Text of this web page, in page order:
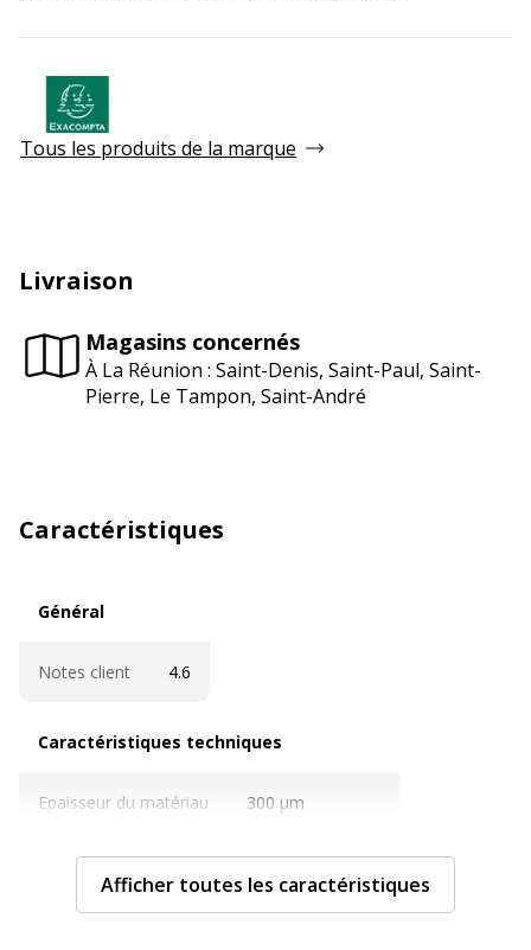
Tous les produits de la marque
Livraison
Magasins concernés
À La Réunion : Saint-Denis, Saint-Paul, Saint-
Pierre, Le Tampon, Saint-André
Caractéristiques
Général
Notes client 4.6
Caractéristiques techniques
Epaisseur du matériau 300 µm
Format pris en charge A4 Maxi
Afficher toutes les caractéristiques